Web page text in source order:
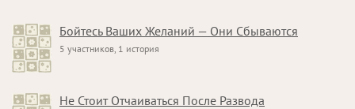
Бойтесь Ваших Желаний — Они Сбываются
5 участников, 1 история
Не Стоит Отчаиваться После Развода